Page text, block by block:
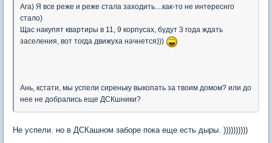
Ага) Я все реже и реже стала заходить....как-то не интереснго
стало)
Щас накупят квартиры в 11, 9 корпусах, будут 3 года ждать
заселения, вот тогда движуха начнется)))
Ань, кстати, мы успели сиреньку выкопать за твоим домом? или до
нее не добрались еще ДСКшники?
Не успели. но в ДСКашном заборе пока еще есть дыры. ))))))))))